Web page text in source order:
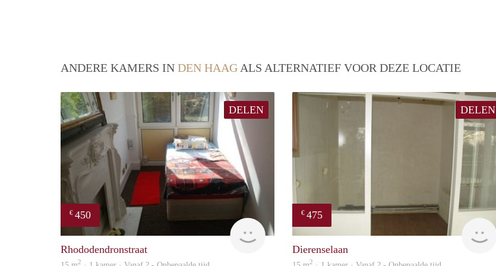
ANDERE KAMERS IN DEN HAAG ALS ALTERNATIEF VOOR DEZE LOCATIE
DELEN
€ 450
finder
Rhododendronstraat
2
DELEN
€ 475
Dierenselaan
2